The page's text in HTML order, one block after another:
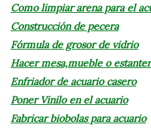
Como limpiar arena para el
Construcción de pecera
Fórmula de grosor de vidrio
Hacer mesa,mueble o
Enfriador de acuario casero
Poner Vinilo en el acuario
Fabricar biobolas para acuario